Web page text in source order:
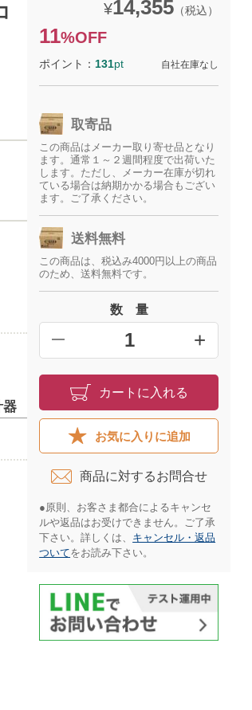
器
¥14,355 （税込）
11%OFF
ポイント： 131pt 自社在庫なし
取寄品
この商品はメーカー取り寄せ品となり
ます。通常１～２週間程度で出荷いた
します。ただし、メーカー在庫が切れ
ている場合は納期かかる場合もござい
ます。ご了承ください。
送料無料
この商品は、税込み4000円以上の商品
のため、送料無料です。
数 量
━ +
カートに入れる
お気に入りに追加
商品に対するお問合せ​
●原則、お客さま都合によるキャンセ
ルや返品はお受けできません。ご了承
下さい。詳しくは、 キャンセル・返品
ついてをお読み下さい。​